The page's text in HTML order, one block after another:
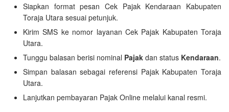
Siapkan format pesan Cek Pajak Kendaraan Kabupaten
Toraja Utara sesuai petunjuk.
Kirim SMS ke nomor layanan Cek Pajak Kabupaten Toraja
Utara.
Tunggu balasan berisi nominal Pajak dan status Kendaraan.
Simpan balasan sebagai referensi Pajak Kabupaten Toraja
Utara.
Lanjutkan pembayaran Pajak Online melalui kanal resmi.